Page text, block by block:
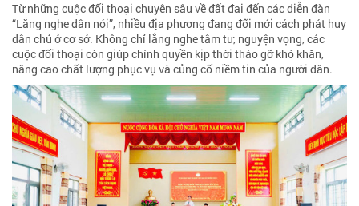
Từ những cuộc đối thoại chuyên sâu về đất đai đến các diễn đàn
“Lắng nghe dân nói”, nhiều địa phương đang đổi mới cách phát huy
dân chủ ở cơ sở. Không chỉ lắng nghe tâm tư, nguyện vọng, các
cuộc đối thoại còn giúp chính quyền kịp thời tháo gỡ khó khăn,
nâng cao chất lượng phục vụ và củng cố niềm tin của người dân.